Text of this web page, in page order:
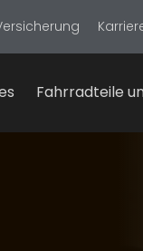
Fahrradteile